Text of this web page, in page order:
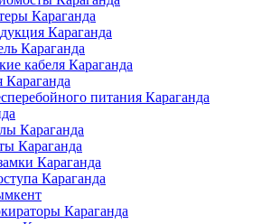
Караганда
Караганда
Караганда
кабеля Караганда
Караганда
питания Караганда
Караганда
Караганда
Караганда
Караганда
Караганда